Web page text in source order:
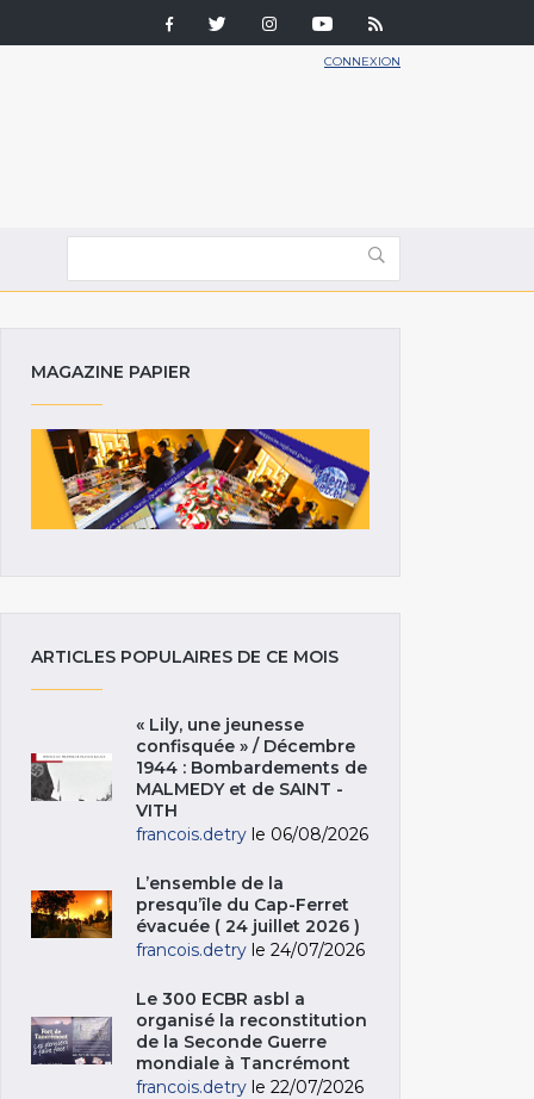
CONNEXION
MAGAZINE PAPIER
ARTICLES POPULAIRES DE CE MOIS
« Lily, une jeunesse
confisquée » / Décembre
1944 : Bombardements de
MALMEDY et de SAINT -
VITH
francois.detry le 06/08/2026
L’ensemble de la
presqu’île du Cap-Ferret
évacuée ( 24 juillet 2026 )
francois.detry le 24/07/2026
Le 300 ECBR asbl a
organisé la reconstitution
de la Seconde Guerre
mondiale à Tancrémont
francois.detry le 22/07/2026